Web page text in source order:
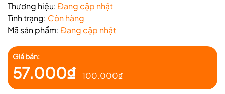
Thương hiệu: Đang cập nhật
Tình trạng: Còn hàng
Mã sản phẩm: Đang cập nhật
Giá bán:
57.000₫ 100.000₫